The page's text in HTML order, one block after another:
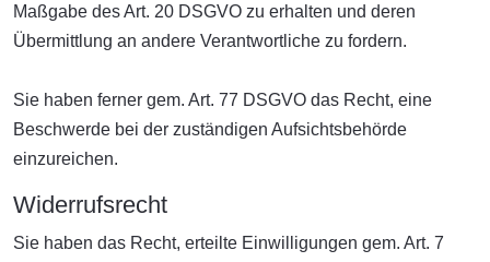
Maßgabe des Art. 20 DSGVO zu erhalten und deren
Übermittlung an andere Verantwortliche zu fordern.
Sie haben ferner gem. Art. 77 DSGVO das Recht, eine
Beschwerde bei der zuständigen Aufsichtsbehörde
einzureichen.
Widerrufsrecht
Sie haben das Recht, erteilte Einwilligungen gem. Art. 7